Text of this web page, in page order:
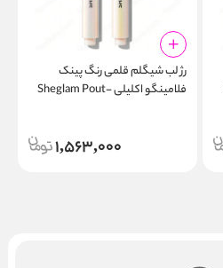
رژ لب شیگلم قلمی رنگ پینک
فلامینگو اکلیلی Sheglam Pout-
1,563,000